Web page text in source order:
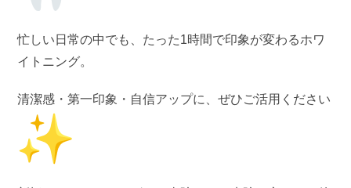
忙しい日常の中でも、たった1時間で印象が変わるホワ
イトニング。
清潔感・第一印象・自信アップに、ぜひご活用ください